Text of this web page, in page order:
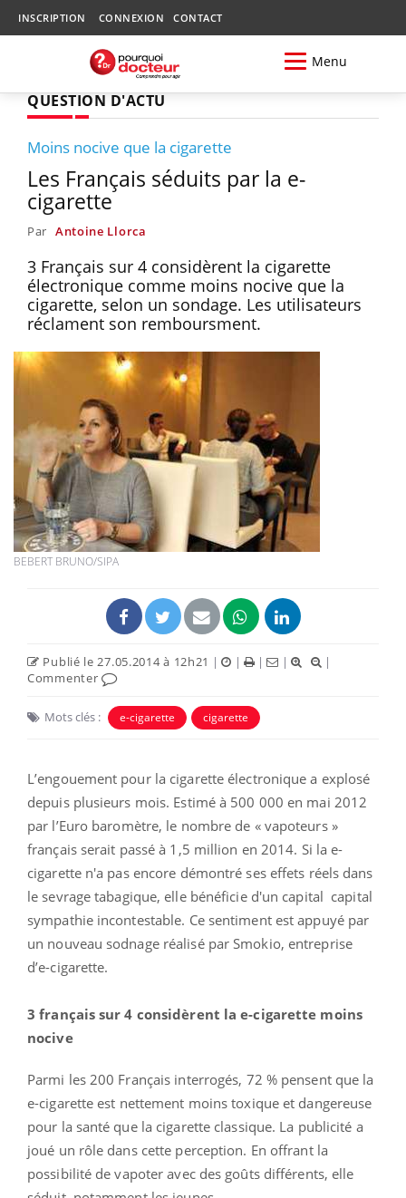
INSCRIPTION CONNEXION CONTACT
Menu
QUESTION D'ACTU
Moins nocive que la cigarette
Les Français séduits par la e-
cigarette
Par Antoine Llorca
3 Français sur 4 considèrent la cigarette
électronique comme moins nocive que la
cigarette, selon un sondage. Les utilisateurs
réclament son remboursment.
BEBERT BRUNO/SIPA
Publié le 27.05.2014 à 12h21 | | | |
|
Commenter
Mots clés : e-cigarette cigarette
L’engouement pour la cigarette électronique a explosé
depuis plusieurs mois. Estimé à 500 000 en mai 2012
par l’Euro baromètre, le nombre de « vapoteurs »
français serait passé à 1,5 million en 2014. Si la e-
cigarette n'a pas encore démontré ses effets réels dans
le sevrage tabagique, elle bénéficie d'un capital capital
sympathie incontestable. Ce sentiment est appuyé par
un nouveau sodnage réalisé par Smokio, entreprise
d’e-cigarette.
3 français sur 4 considèrent la e-cigarette moins
nocive
Parmi les 200 Français interrogés, 72 % pensent que la
e-cigarette est nettement moins toxique et dangereuse
pour la santé que la cigarette classique. La publicité a
joué un rôle dans cette perception. En offrant la
possibilité de vapoter avec des goûts différents, elle